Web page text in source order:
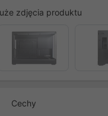
zdjęcia produktu
Cechy